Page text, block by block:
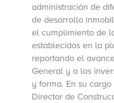
administración de
de desarrollo
el cumplimiento de
establecidos en la
reportando el
General y a los
y forma. En su
Director de